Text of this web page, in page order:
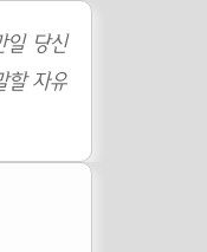
일 당신
할 자유